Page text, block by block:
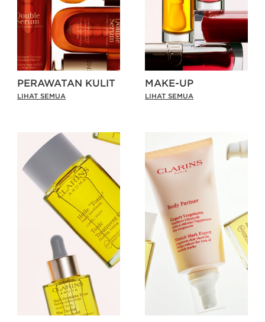
PERAWATAN KULIT
LIHAT SEMUA
MAKE-UP
LIHAT SEMUA